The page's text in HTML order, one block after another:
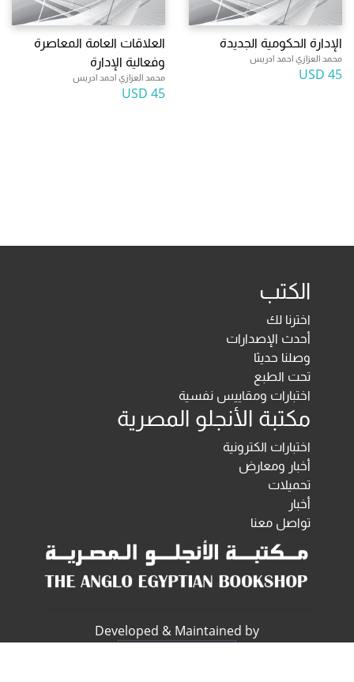
الإدارة الحكومية الجديدة
محمد العزازي احمد ادريس
45 USD
العلاقات العامة المعاصرة
وفعالية الإدارة
محمد العزازي احمد ادريس
45 USD
الكتب
اخترنا لك
أحدث الإصدارات
وصلنا حديثا
تحت الطبع
اختبارات ومقاييس نفسية
مكتبة الأنجلو المصرية
اختبارات الكترونية
أخبار ومعارض
تحميلات
أخبار
تواصل معنا
Developed & Maintained by